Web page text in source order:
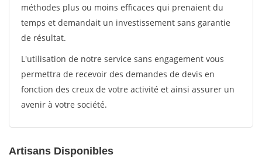
méthodes plus ou moins efficaces qui prenaient du
temps et demandait un investissement sans garantie
de résultat.
L'utilisation de notre service sans engagement vous
permettra de recevoir des demandes de devis en
fonction des creux de votre activité et ainsi assurer un
avenir à votre société.
Artisans Disponibles